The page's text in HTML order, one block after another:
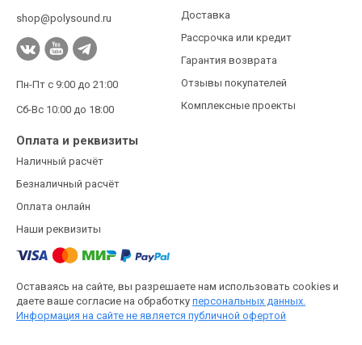
shop@polysound.ru
Пн-Пт с 9:00 до 21:00
Сб-Вс 10:00 до 18:00
Доставка
Рассрочка или кредит
Гарантия возврата
Отзывы покупателей
Комплексные проекты
Оплата и реквизиты
Наличный расчёт
Безналичный расчёт
Оплата онлайн
Наши реквизиты
Оставаясь на сайте, вы разрешаете нам использовать cookies и
даете ваше согласие на обработку персональных данных.
Информация на сайте не является публичной офертой